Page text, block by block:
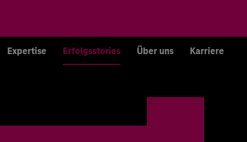
Expertise Erfolgsstories Über uns Karriere